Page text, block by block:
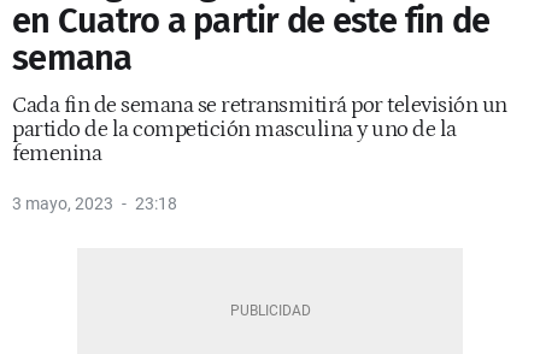
en Cuatro a partir de este fin de
semana
Cada fin de semana se retransmitirá por televisión un
partido de la competición masculina y uno de la
femenina
3 mayo, 2023 23:18